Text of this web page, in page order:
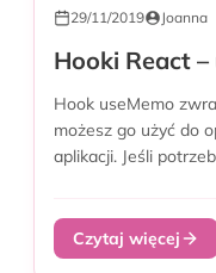
29/11/2019 Joanna
Hooki React
Hook useMemo
możesz go użyć do
aplikacji. Jeśli
Czytaj więcej